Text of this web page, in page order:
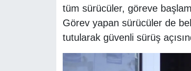
tüm sürücüler, göreve
Görev yapan sürücüler de
tutularak güvenli sürüş